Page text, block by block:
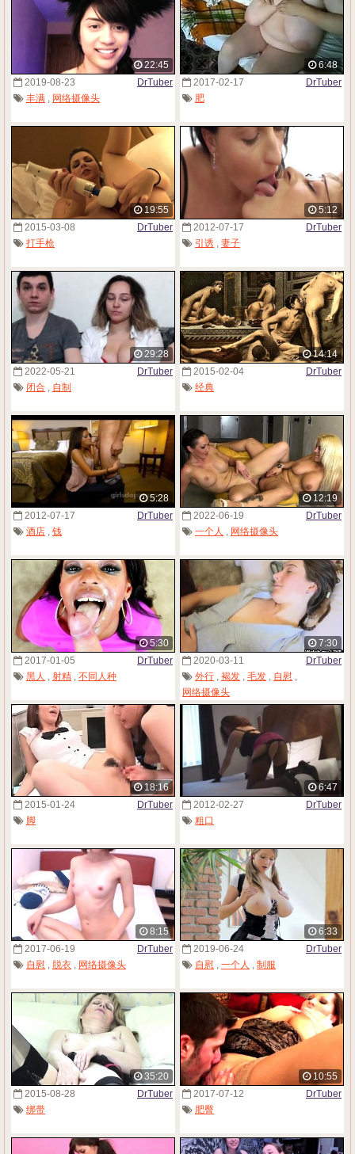
22:45
2019-08-23
DrTuber
丰满 , 网络摄像头
6:48
2017-02-17
DrTuber
肥
19:55
2015-03-08
DrTuber
打手枪
5:12
2012-07-17
DrTuber
引诱
妻子
29:28
2022-05-21
DrTuber
闭合 , 自制
14:14
2015-02-04
DrTuber
经典
5:28
2012-07-17
DrTuber
酒店 , 钱
12:19
2022-06-19
DrTuber
一个人 , 网络摄像头
5:30
2017-01-05
DrTuber
黑人
射精 不同人种
7:30
2020-03-11
DrTuber
外行
褐发 毛发 自慰
网络摄像头
18:16
2015-01-24
DrTuber
脚
6:47
2012-02-27
DrTuber
粗口
8:15
2017-06-19
DrTuber
自慰 , 脱衣 , 网络摄像头
6:33
2019-06-24
DrTuber
自慰 , 一个人 , 制服
35:20
2015-08-28
DrTuber
绑带
10:55
2017-07-12
DrTuber
肥臀